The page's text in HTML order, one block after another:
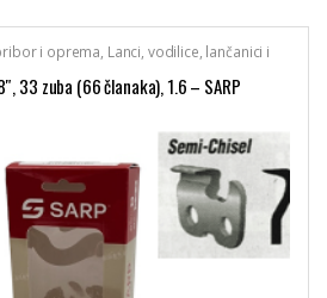
i oprema, Lanci, vodilice, lančanici i
33 zuba (66 članaka), 1.6 – SARP